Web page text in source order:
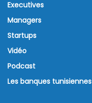
Executives
Managers
Startups
Vidéo
Podcast
Les banques tunisiennes